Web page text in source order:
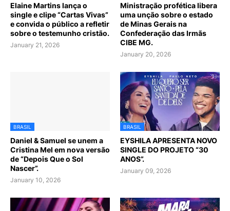
Elaine Martins lança o
single e clipe “Cartas Vivas”
e convida o público a refletir
sobre o testemunho cristão.
January 21, 2026
Ministração profética libera
uma unção sobre o estado
de Minas Gerais na
Confederação das Irmãs
CIBE MG.
January 20, 2026
BRASIL
Daniel & Samuel se unem a
Cristina Mel em nova versão
de “Depois Que o Sol
Nascer”.
January 10, 2026
BRASIL
EYSHILA APRESENTA NOVO
SINGLE DO PROJETO “30
ANOS”.
January 09, 2026